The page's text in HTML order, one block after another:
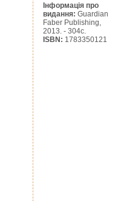
Інформація про
видання: Guardian
Faber Publishing,
2013. - 304с.
ISBN: 1783350121